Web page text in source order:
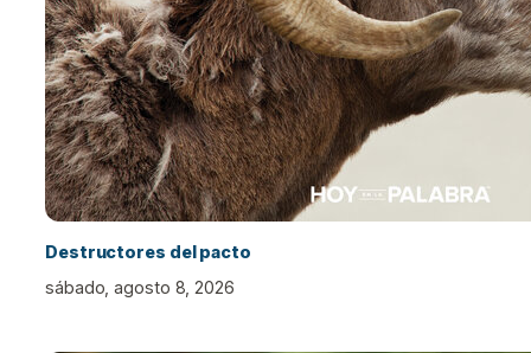
Destructores del pacto
sábado, agosto 8, 2026